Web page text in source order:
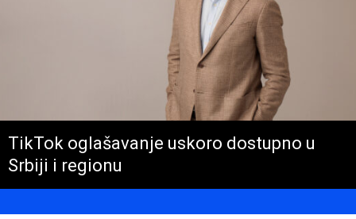
TikTok oglašavanje uskoro dostupno u
Srbiji i regionu